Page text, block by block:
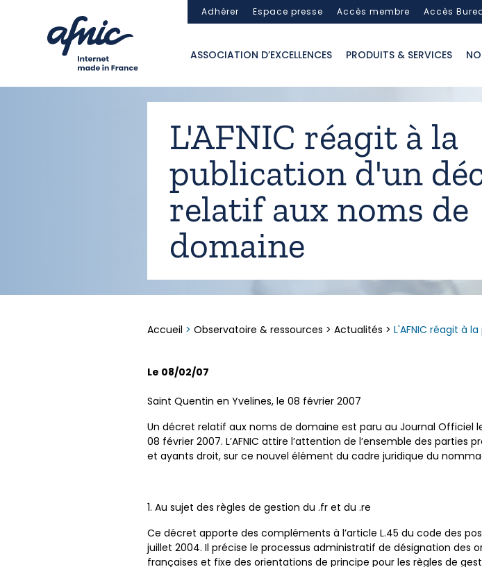
Adhérer Espace presse Accès membre Accès
ASSOCIATION D’EXCELLENCES PRODUITS & SERVICES
L'AFNIC réagit à la
publication d'un
relatif aux noms de
domaine
Accueil > Observatoire & ressources > Actualités > L'AFNIC réagit à
Le 08/02/07
Saint Quentin en Yvelines, le 08 février 2007
Un décret relatif aux noms de domaine est paru au Journal Officiel
08 février 2007. L’AFNIC attire l’attention de l’ensemble des
et ayants droit, sur ce nouvel élément du cadre juridique du
1. Au sujet des règles de gestion du .fr et du .re
Ce décret apporte des compléments à l’article L.45 du code des
juillet 2004. Il précise le processus administratif de désignation des
françaises et fixe des orientations de principe pour les règles de